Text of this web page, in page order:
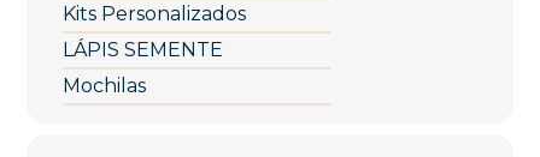
Kits Personalizados
LÁPIS SEMENTE
Mochilas